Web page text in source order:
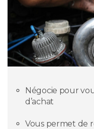
Négocie pour
d’achat
Vous permet de